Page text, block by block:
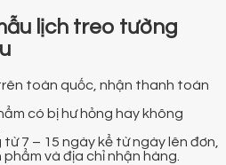
lịch treo tường
toàn quốc, nhận thanh toán
có bị hư hỏng hay không
7 – 15 ngày kể từ ngày lên đơn,
và địa chỉ nhận hàng.